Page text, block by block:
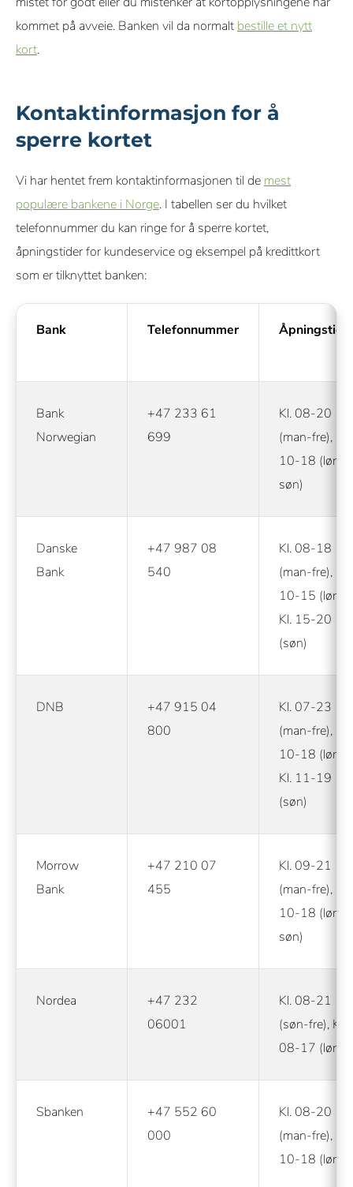
kommet på avveie. Banken vil da normalt bestille et nytt
kort.
Kontaktinformasjon for å
sperre kortet
Vi har hentet frem kontaktinformasjonen til de mest
populære bankene i Norge. I tabellen ser du hvilket
telefonnummer du kan ringe for å sperre kortet,
åpningstider for kundeservice og eksempel på kredittkort
som er tilknyttet banken:
Bank Telefonnummer
Bank
Norwegian
+47 233 61
699
Kl. 08-20
(man-fre), Kl.
10-18 (lør-
søn)
Danske
Bank
+47 987 08
540
Kl. 08-18
(man-fre), Kl.
10-15 (lør),
Kl. 15-20
(søn)
DNB
+47 915 04
800
Kl. 07-23
(man-fre), Kl.
10-18 (lør),
Kl. 11-19
(søn)
Morrow
Bank
+47 210 07
455
Kl. 09-21
(man-fre), Kl.
10-18 (lør-
søn)
Nordea
+47 232
06001
Kl. 08-21
(søn-fre), Kl.
08-17 (lør)
Sbanken
+47 552 60
000
Kl. 08-20
(man-fre), Kl.
10-18 (lør)